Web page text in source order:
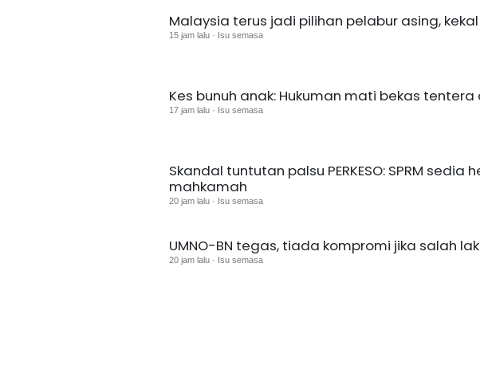
Malaysia terus jadi pilihan pelabur asing,
15 jam lalu · Isu semasa
Kes bunuh anak: Hukuman mati bekas
17 jam lalu · Isu semasa
Skandal tuntutan palsu PERKESO: SPRM sedia
mahkamah
20 jam lalu · Isu semasa
UMNO-BN tegas, tiada kompromi jika salah
20 jam lalu · Isu semasa